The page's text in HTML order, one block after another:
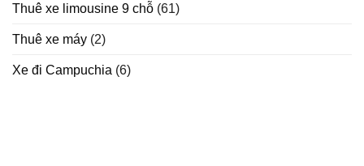
Thuê xe limousine 9 chỗ (61)
Thuê xe máy (2)
Xe đi Campuchia (6)